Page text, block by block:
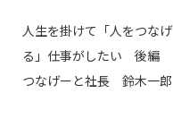
人生を掛けて「人をつなげ
る」仕事がしたい 後編
つなげーと社長 鈴木一郎